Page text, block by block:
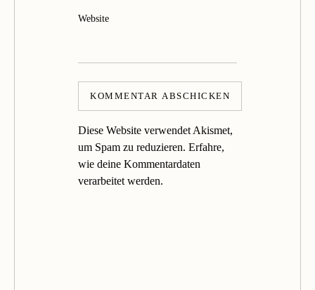
Website
Diese Website verwendet Akismet,
um Spam zu reduzieren. Erfahre,
wie deine Kommentardaten
verarbeitet werden.